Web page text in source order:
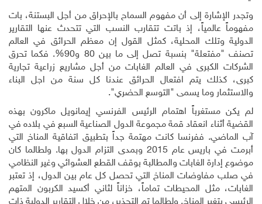
وتجدر الإشارة إلى أن مفهوم السماح بالإحراق من أجل البستنة، بات
مفهوماً عالمياً، إذ باتت تتقارب النسب التي تتحدث عنها التقارير
الدولية وتلك المحلية، كمثل القول إن معظم الحرائق في العالم
تصنف "مفتعلة"
بنسبة تصل إلى ما بين 80 و90%. فكما تحرق
الشركات الكبرى في العالم الغابات من أجل مشاريع زراعية تجارية
كبرى، كذلك يتم افتعال الحرائق عندنا كل سنة من اجل البناء
والاستثمار وما يسمى "التوسع الحضري"
.
لم يكن مستغرباً اهتمام الرئيس الفرنسي إيمانويل ماكرون بهذه
القضية أثناء انعقاد قمة مجموعة الدول الصناعية السبع في بلاده في
آب الماضي. ففرنسا كانت مهتمة جداً بتطبيق اتفاقية المناخ التي
أبرمت في باريس عام 2015 وبمدى التزام الدول بها. ولطالما كان
موضوع إدارة الغابات والمطالبة بوقف القطع العشوائي وغير النظامي
في صلب مفاوضات المناخ التي تحصل كل عام بين الدول، إذ تعتبر
الغابات، مثل المحيطات تماماً، خزاناً لثاني أكسيد الكربون المتهم